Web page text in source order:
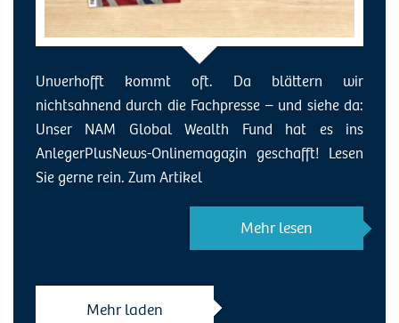
Unverhofft kommt oft. Da blättern wir
nichtsahnend durch die Fachpresse – und siehe da:
Unser NAM Global Wealth Fund hat es ins
AnlegerPlusNews-Onlinemagazin geschafft! Lesen
Sie gerne rein. Zum Artikel
Mehr lesen